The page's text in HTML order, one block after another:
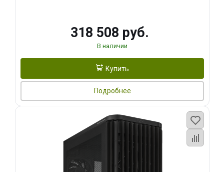
318 508 руб.
В наличии
Купить
Подробнее